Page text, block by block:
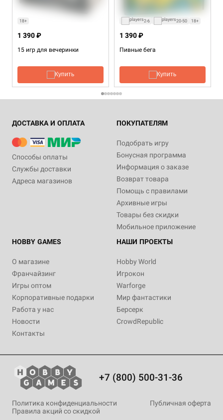
18+
15 игр для вечеринки
1 390 ₽
Купить
2-6 20-50 18+
Пивные бега
1 390 ₽
Купить
ДОСТАВКА И ОПЛАТА
Способы оплаты
Службы доставки
Адреса магазинов
ПОКУПАТЕЛЯМ
Подобрать игру
Бонусная программа
Информация о заказе
Возврат товара
Помощь с правилами
Архивные игры
Товары без скидки
Мобильное приложение
HOBBY GAMES
О магазине
Франчайзинг
Игры оптом
Корпоративные подарки
Работа у нас
Новости
Контакты
НАШИ ПРОЕКТЫ
Hobby World
Игрокон
Warforge
Мир фантастики
Берсерк
CrowdRepublic
+7 (800) 500-31-36
Политика конфиденциальности
Публичная оферта
Правила акций со скидкой